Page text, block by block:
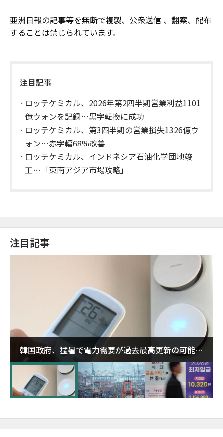
亜洲日報の記事等を無断で複製、公衆送信 、翻案、配布
することは禁じられています。
注目記事
ロッテケミカル、2026年第2四半期営業利益1101
億ウォンを記録…黒字転換に成功
ロッテケミカル、第3四半期の営業損失1326億ウ
ォン…赤字幅68%改善
ロッテケミカル、インドネシア石油化学団地竣
工…「東南アジア市場攻略」
注目記事
韓国政府、猛暑で電力需要が過去最高更新の可能性
に需給対応体制を点検